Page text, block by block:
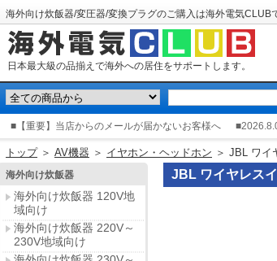
海外向け炊飯器/変圧器/変換プラグのご購入は海外電気CLUB
日本最大級の品揃えで海外への居住をサポートします。
■【重要】当店からのメールが届かないお客様へ
トップ＞ AV機器 ＞ イヤホン・ヘッドホン ＞ JBL ワイ
海外向け炊飯器
海外向け炊飯器 120V地
域向け
海外向け炊飯器 220V～
230V地域向け
JBL ワイヤレス